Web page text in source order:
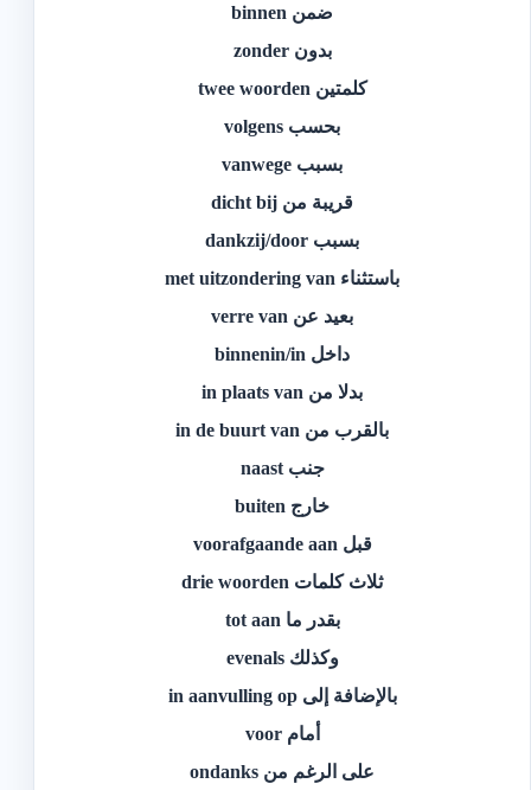
ضمن binnen
بدون zonder
كلمتين twee woorden
بحسب volgens
بسبب vanwege
قريبة من dicht bij
بسبب dankzij/door
باستثناء met uitzondering van
بعيد عن verre van
داخل binnenin/in
بدلا من in plaats van
بالقرب من in de buurt van
جنب naast
خارج buiten
قبل voorafgaande aan
ثلاث كلمات drie woorden
بقدر ما tot aan
وكذلك evenals
بالإضافة إلى in aanvulling op
أمام voor
على الرغم من ondanks